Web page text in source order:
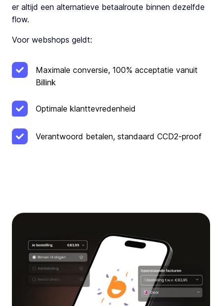
er altijd een alternatieve betaalroute binnen dezelfde
flow.
Voor webshops geldt:
Maximale conversie, 100% acceptatie vanuit
Billink
Optimale klanttevredenheid
Verantwoord betalen, standaard CCD2-proof